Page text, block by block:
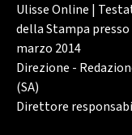
Ulisse Online |
della Stampa
marzo 2014
Direzione -
(SA)
Direttore